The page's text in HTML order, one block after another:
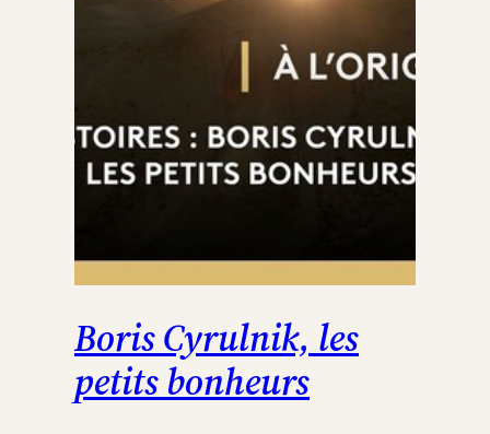
Boris Cyrulnik, les
petits bonheurs